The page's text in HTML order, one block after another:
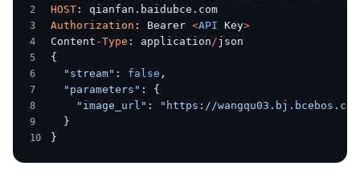
HOST : qianfan.baidubce.com
Authorization : Bearer <API Key>
Content -Type : application/json
{
  "stream"
: false ,
  "parameters"
: {
    "image_url"
:
"https://wangqu03.bj.bcebos.com/
  }
}